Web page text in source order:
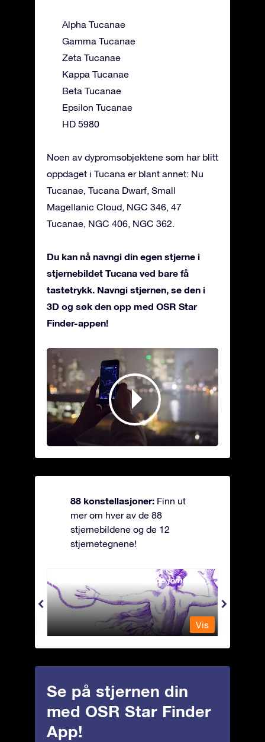
Alpha Tucanae
Gamma Tucanae
Zeta Tucanae
Kappa Tucanae
Beta Tucanae
Epsilon Tucanae
HD 5980
Noen av dypromsobjektene som har blitt
oppdaget i Tucana er blant annet: Nu
Tucanae, Tucana Dwarf, Small
Magellanic Cloud, NGC 346, 47
Tucanae, NGC 406, NGC 362.
Du kan nå navngi din egen stjerne i
stjernebildet Tucana ved bare få
tastetrykk. Navngi stjernen, se den i
3D og søk den opp med OSR Star
Finder-appen!
88 konstellasjoner: Finn ut
mer om hver av de 88
stjernebildene og de 12
stjernetegnene!
Andromeda - Den lenkede jomfrua
Vis
Se på stjernen din
med OSR Star Finder
App!